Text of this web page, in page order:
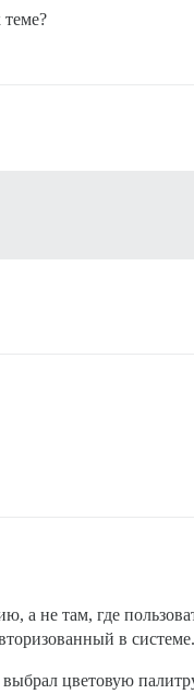
а не там, где
в системе.
цветовую